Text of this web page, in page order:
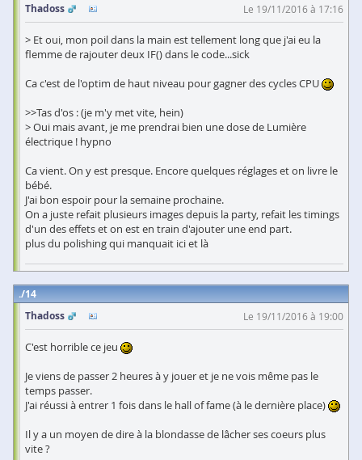
Thadoss
Le 19/11/2016 à 17:16
> Et oui, mon poil dans la main est tellement long que j'ai eu la
flemme de rajouter deux IF() dans le code...sick
Ca c'est de l'optim de haut niveau pour gagner des cycles CPU
>>Tas d'os : (je m'y met vite, hein)
> Oui mais avant, je me prendrai bien une dose de Lumière
électrique ! hypno
Ca vient. On y est presque. Encore quelques réglages et on livre le
bébé.
J'ai bon espoir pour la semaine prochaine.
On a juste refait plusieurs images depuis la party, refait les timings
d'un des effets et on est en train d'ajouter une end part.
plus du polishing qui manquait ici et là
14
Thadoss
Le 19/11/2016 à 19:00
C'est horrible ce jeu
Je viens de passer 2 heures à y jouer et je ne vois même pas le
temps passer.
J'ai réussi à entrer 1 fois dans le hall of fame (à le dernière place)
Il y a un moyen de dire à la blondasse de lâcher ses coeurs plus
vite ?